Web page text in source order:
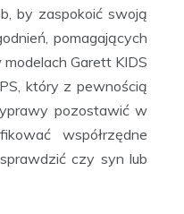
by zaspokoić swoją
pomagających
Garett KIDS
który z pewnością
pozostawić w
współrzędne
czy syn lub